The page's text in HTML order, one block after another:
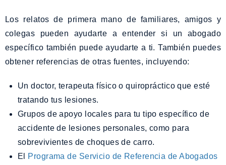
Los relatos de primera mano de familiares, amigos y
colegas pueden ayudarte a entender si un abogado
específico también puede ayudarte a ti. También puedes
obtener referencias de otras fuentes, incluyendo:
Un doctor, terapeuta físico o quiropráctico que esté
tratando tus lesiones.
Grupos de apoyo locales para tu tipo específico de
accidente de lesiones personales, como para
sobrevivientes de choques de carro.
Programa de Servicio de Referencia de Abogados